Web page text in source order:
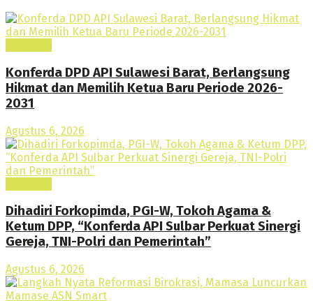
Konferda DPD API Sulawesi Barat, Berlangsung
Hikmat dan Memilih Ketua Baru Periode 2026-
2031
Agustus 6, 2026
Dihadiri Forkopimda, PGI-W, Tokoh Agama &
Ketum DPP, “Konferda API Sulbar Perkuat Sinergi
Gereja, TNI-Polri dan Pemerintah”
Agustus 6, 2026